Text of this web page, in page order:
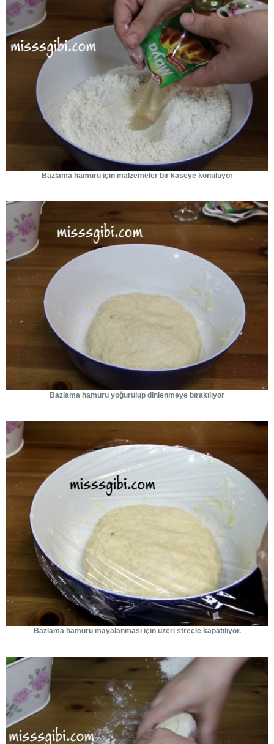
Bazlama hamuru için malzemeler bir kaseye konuluyor
Bazlama hamuru yoğurulup dinlenmeye bırakılıyor
Bazlama hamuru mayalanması için üzeri streçle kapatılıyor.